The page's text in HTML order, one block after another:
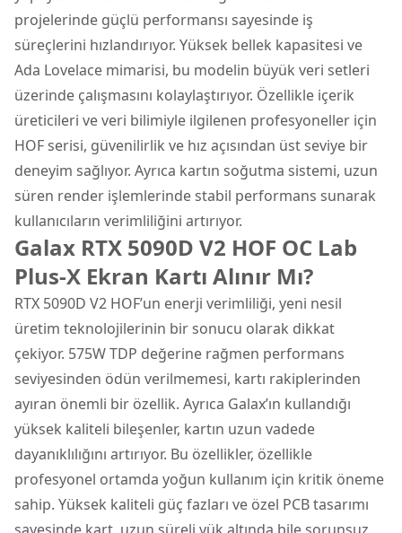
projelerinde güçlü performansı sayesinde iş
süreçlerini hızlandırıyor. Yüksek bellek kapasitesi ve
Ada Lovelace mimarisi, bu modelin büyük veri setleri
üzerinde çalışmasını kolaylaştırıyor. Özellikle içerik
üreticileri ve veri bilimiyle ilgilenen profesyoneller için
HOF serisi, güvenilirlik ve hız açısından üst seviye bir
deneyim sağlıyor. Ayrıca kartın soğutma sistemi, uzun
süren render işlemlerinde stabil performans sunarak
kullanıcıların verimliliğini artırıyor.
Galax RTX 5090D V2 HOF OC Lab
Plus-X Ekran Kartı Alınır Mı?
RTX 5090D V2 HOF’un enerji verimliliği, yeni nesil
üretim teknolojilerinin bir sonucu olarak dikkat
çekiyor. 575W TDP değerine rağmen performans
seviyesinden ödün verilmemesi, kartı rakiplerinden
ayıran önemli bir özellik. Ayrıca Galax’ın kullandığı
yüksek kaliteli bileşenler, kartın uzun vadede
dayanıklılığını artırıyor. Bu özellikler, özellikle
profesyonel ortamda yoğun kullanım için kritik öneme
sahip. Yüksek kaliteli güç fazları ve özel PCB tasarımı